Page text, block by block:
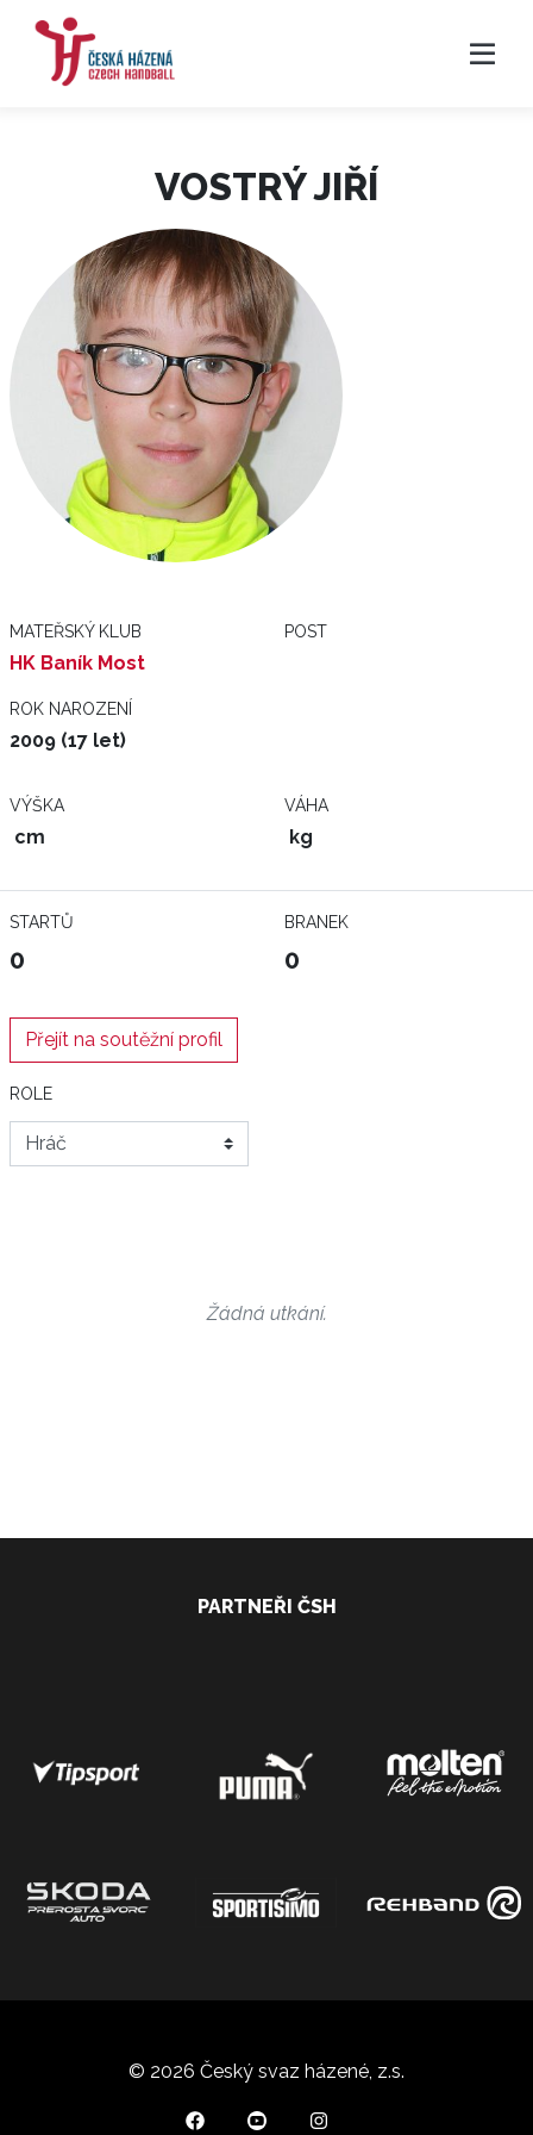
VOSTRÝ JIŘÍ
MATEŘSKÝ KLUB
HK Baník Most
POST
ROK NAROZENÍ
2009 (17 let)
VÝŠKA
cm
VÁHA
kg
STARTŮ
0
BRANEK
0
Přejít na soutěžní profil
ROLE
Žádná utkání.
PARTNEŘI ČSH
© 2026 Český svaz házené, z.s.